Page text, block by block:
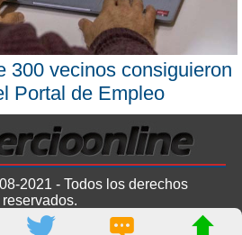
300 vecinos consiguieron
Portal de Empleo
2021 - Todos los derechos
reservados.